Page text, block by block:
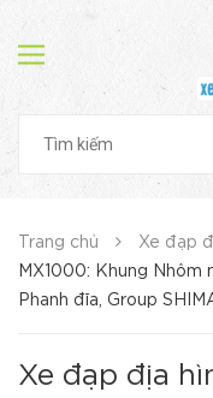
Trang chủ Xe đạp
MX1000: Khung Nhôm
Phanh đĩa, Group
Xe đạp địa